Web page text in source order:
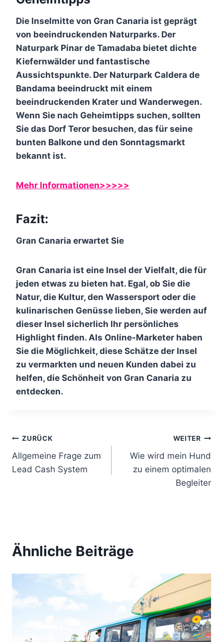
Die Inselmitte von Gran Canaria ist geprägt
von beeindruckenden Naturparks. Der
Naturpark Pinar de Tamadaba bietet dichte
Kiefernwälder und fantastische
Aussichtspunkte. Der Naturpark Caldera de
Bandama beeindruckt mit einem
beeindruckenden Krater und Wanderwegen.
Wenn Sie nach Geheimtipps suchen, sollten
Sie das Dorf Teror besuchen, das für seine
bunten Balkone und den Sonntagsmarkt
bekannt ist.
Mehr Informationen>>>>>
Fazit:
Gran Canaria erwartet Sie
Gran Canaria ist eine Insel der Vielfalt, die für
jeden etwas zu bieten hat. Egal, ob Sie die
Natur, die Kultur, den Wassersport oder die
kulinarischen Genüsse lieben, Sie werden auf
dieser Insel sicherlich Ihr persönliches
Highlight finden. Als Online-Marketer haben
Sie die Möglichkeit, diese Schätze der Insel
zu vermarkten und neuen Kunden dabei zu
helfen, die Schönheit von Gran Canaria zu
entdecken.
B
e
a
s
n
ZURÜCK
Allgemeine Frage zum
Lead Cash System
WEITER
Wie wird mein Hund
zu einem optimalen
Begleiter
Ähnliche Beiträge